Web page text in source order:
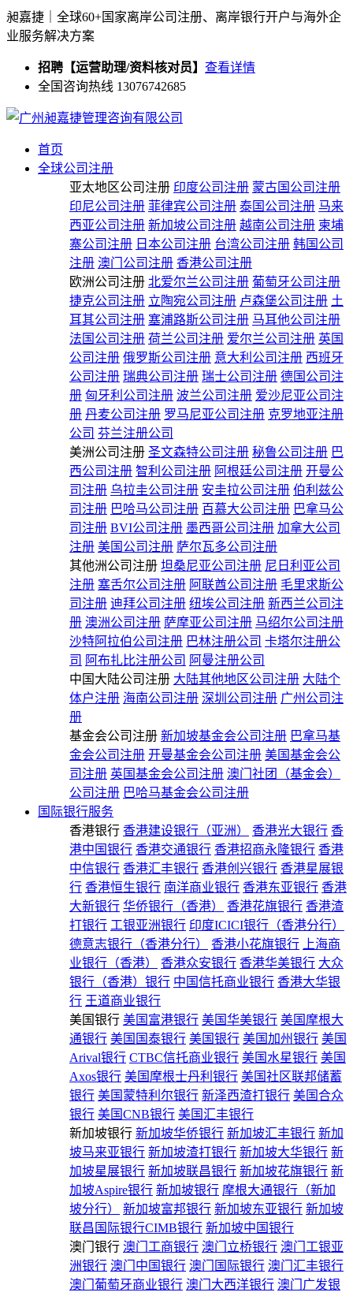
昶嘉捷｜全球60+国家离岸公司注册、离岸银行开户与海外企
业服务解决方案
招聘【运营助理/资料核对员】 查看详情
全国咨询热线 13076742685
首页
全球公司注册
亚太地区公司注册 印度公司注册 蒙古国公司注册
印尼公司注册 菲律宾公司注册 泰国公司注册 马来
西亚公司注册 新加坡公司注册 越南公司注册 柬埔
寨公司注册 日本公司注册 台湾公司注册 韩国公司
注册 澳门公司注册 香港公司注册
欧洲公司注册 北爱尔兰公司注册 葡萄牙公司注册
捷克公司注册 立陶宛公司注册 卢森堡公司注册 土
耳其公司注册 塞浦路斯公司注册 马耳他公司注册
法国公司注册 荷兰公司注册 爱尔兰公司注册 英国
公司注册 俄罗斯公司注册 意大利公司注册 西班牙
公司注册 瑞典公司注册 瑞士公司注册 德国公司注
册 匈牙利公司注册 波兰公司注册 爱沙尼亚公司注
册 丹麦公司注册 罗马尼亚公司注册 克罗地亚注册
公司 芬兰注册公司
美洲公司注册 圣文森特公司注册 秘鲁公司注册 巴
西公司注册 智利公司注册 阿根廷公司注册 开曼公
司注册 乌拉圭公司注册 安圭拉公司注册 伯利兹公
司注册 巴哈马公司注册 百慕大公司注册 巴拿马公
司注册 BVI公司注册 墨西哥公司注册 加拿大公司
注册 美国公司注册 萨尔瓦多公司注册
其他洲公司注册 坦桑尼亚公司注册 尼日利亚公司
注册 塞舌尔公司注册 阿联酋公司注册 毛里求斯公
司注册 迪拜公司注册 纽埃公司注册 新西兰公司注
册 澳洲公司注册 萨摩亚公司注册 马绍尔公司注册
沙特阿拉伯公司注册 巴林注册公司 卡塔尔注册公
司 阿布扎比注册公司 阿曼注册公司
中国大陆公司注册 大陆其他地区公司注册 大陆个
体户注册 海南公司注册 深圳公司注册 广州公司注
册
基金会公司注册 新加坡基金会公司注册 巴拿马基
金会公司注册 开曼基金会公司注册 美国基金会公
司注册 英国基金会公司注册 澳门社团（基金会）
公司注册 巴哈马基金会公司注册
国际银行服务
香港银行 香港建设银行（亚洲） 香港光大银行 香
港中国银行 香港交通银行 香港招商永隆银行 香港
中信银行 香港汇丰银行 香港创兴银行 香港星展银
行 香港恒生银行 南洋商业银行 香港东亚银行 香港
大新银行 华侨银行（香港） 香港花旗银行 香港渣
打银行 工银亚洲银行 印度ICICI银行（香港分行）
德意志银行（香港分行）
香港小花旗银行
上海商
业银行（香港）
香港众安银行 香港华美银行 大众
银行（香港）银行 中国信托商业银行 香港大华银
行 王道商业银行
美国银行 美国富港银行 美国华美银行 美国摩根大
通银行 美国国泰银行 美国银行 美国加州银行 美国
Arival银行 CTBC信托商业银行 美国水星银行 美国
Axos银行 美国摩根士丹利银行 美国社区联邦储蓄
银行 美国蒙特利尔银行 新泽西渣打银行 美国合众
银行 美国CNB银行 美国汇丰银行
新加坡银行 新加坡华侨银行 新加坡汇丰银行 新加
坡马来亚银行 新加坡渣打银行 新加坡大华银行 新
加坡星展银行 新加坡联昌银行 新加坡花旗银行 新
加坡Aspire银行 新加坡银行 摩根大通银行（新加
坡分行）
新加坡富邦银行 新加坡东亚银行 新加坡
联昌国际银行CIMB银行 新加坡中国银行
澳门银行 澳门工商银行 澳门立桥银行 澳门工银亚
洲银行 澳门中国银行 澳门国际银行 澳门汇丰银行
澳门葡萄牙商业银行 澳门大西洋银行 澳门广发银